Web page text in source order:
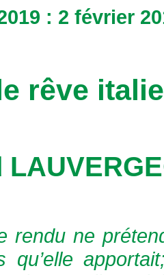
: 2 février
rêve
rendu ne
qu’elle